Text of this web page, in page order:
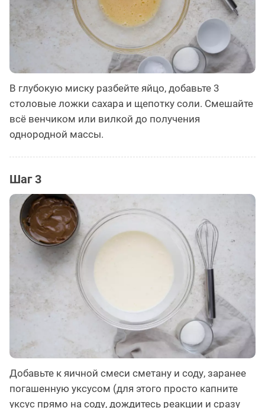
В глубокую миску разбейте яйцо, добавьте 3
столовые ложки сахара и щепотку соли. Смешайте
всё венчиком или вилкой до получения
однородной массы.
Шаг 3
Добавьте к яичной смеси сметану и соду, заранее
погашенную уксусом (для этого просто капните
уксус прямо на соду, дождитесь реакции и сразу